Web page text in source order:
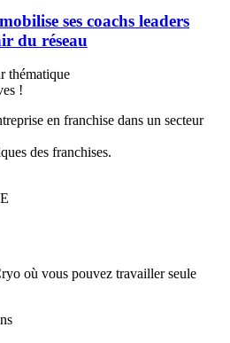
ses coachs leaders
du réseau
thématique
!
en franchise dans un secteur
des franchises.
où vous pouvez travailler seule